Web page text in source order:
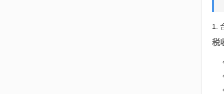
1.
税